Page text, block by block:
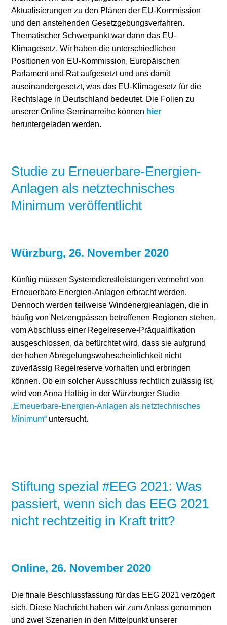
Aktualisierungen zu den Plänen der EU-Kommission
und den anstehenden Gesetzgebungsverfahren.
Thematischer Schwerpunkt war dann das EU-
Klimagesetz. Wir haben die unterschiedlichen
Positionen von EU-Kommission, Europäischen
Parlament und Rat aufgesetzt und uns damit
auseinandergesetzt, was das EU-Klimagesetz für die
Rechtslage in Deutschland bedeutet. Die Folien zu
unserer Online-Seminarreihe können hier
heruntergeladen werden.
Studie zu Erneuerbare-Energien-
Anlagen als netztechnisches
Minimum veröffentlicht
Würzburg, 26. November 2020
Künftig müssen Systemdienstleistungen vermehrt von
Erneuerbare-Energien-Anlagen erbracht werden.
Dennoch werden teilweise Windenergieanlagen, die in
häufig von Netzengpässen betroffenen Regionen stehen,
vom Abschluss einer Regelreserve-Präqualifikation
ausgeschlossen, da befürchtet wird, dass sie aufgrund
der hohen Abregelungswahrscheinlichkeit nicht
zuverlässig Regelreserve vorhalten und erbringen
können. Ob ein solcher Ausschluss rechtlich zulässig ist,
wird von Anna Halbig in der Würzburger Studie
„Erneuerbare-Energien-Anlagen als netztechnisches
Minimum“ untersucht.
Stiftung spezial #EEG 2021: Was
passiert, wenn sich das EEG 2021
nicht rechtzeitig in Kraft tritt?
Online, 26. November 2020
Die finale Beschlussfassung für das EEG 2021 verzögert
sich. Diese Nachricht haben wir zum Anlass genommen
und zwei Szenarien in den Mittelpunkt unserer